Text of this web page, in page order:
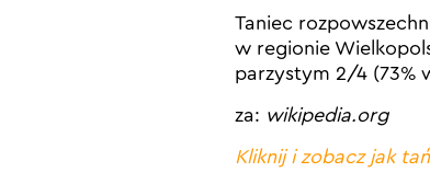
Taniec
w regionie
parzystym 2/4 (73%
za: wikipedia.org
Kliknij i zobacz jak